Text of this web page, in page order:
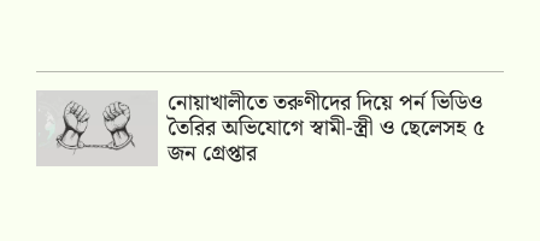
নোয়াখালীতে তরুণীদের দিয়ে পর্ন ভিডিও
তৈরির অভিযোগে স্বামী-স্ত্রী ও ছেলেসহ ৫
জন গ্রেপ্তার